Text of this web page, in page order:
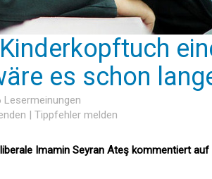
es schon
Lesermeinungen
| Tippfehler melden
liberale Imamin Seyran Ateş kommentiert